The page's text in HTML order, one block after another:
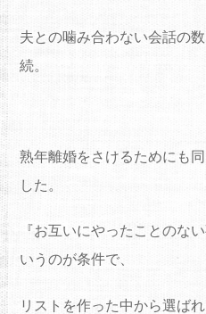
夫との噛み合わない会話の
続。
熟年離婚をさけるためにも
した。
『お互いにやったことのな
いうのが条件で、
リストを作った中から選ば